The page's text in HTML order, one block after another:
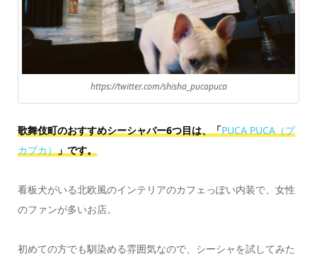
https://twitter.com/shisha_pucapuca
歌舞伎町のおすすめシーシャバー6つ目は、「PUCA PUCA（プ
カプカ）」です。
看板犬がいる北欧風のインテリアのカフェっぽい内装で、女性
のファンが多いお店。
初めての方でも馴染める雰囲気なので、シーシャを試してみた